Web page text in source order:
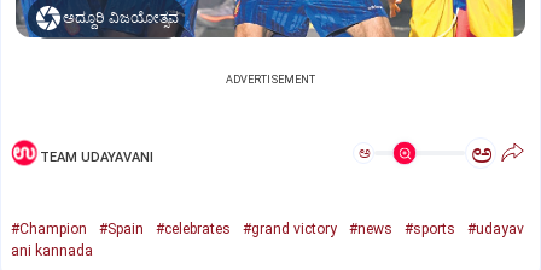
ಅದ್ಧೂರಿ ವಿಜಯೋತ್ಸವ
ADVERTISEMENT
TEAM UDAYAVANI ಅ ಅ
#Champion #Spain #celebrates #grand victory #news #sports
#udayav
ani kannada